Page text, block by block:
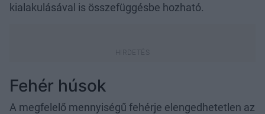
kialakulásával is összefüggésbe hozható.
Fehér húsok
A megfelelő mennyiségű fehérje elengedhetetlen az